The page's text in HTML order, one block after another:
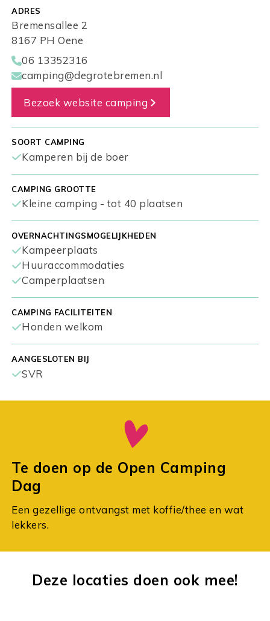
ADRES
Bremensallee 2
8167 PH Oene
06 13352316
camping@degrotebremen.nl
Bezoek website camping
SOORT CAMPING
Kamperen bij de boer
CAMPING GROOTTE
Kleine camping - tot 40 plaatsen
OVERNACHTINGSMOGELIJKHEDEN
Kampeerplaats
Huuraccommodaties
Camperplaatsen
CAMPING FACILITEITEN
Honden welkom
AANGESLOTEN BIJ
SVR
Te doen op de Open Camping
Dag
Een gezellige ontvangst met koffie/thee en wat
lekkers.
Deze locaties doen ook mee!